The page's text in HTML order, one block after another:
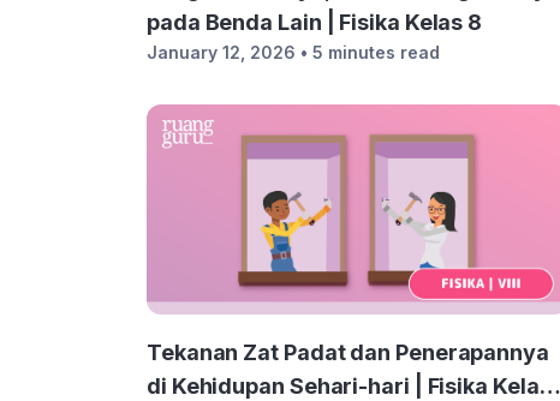
pada Benda Lain | Fisika Kelas 8
January 12, 2026 • 5 minutes read
Tekanan Zat Padat dan Penerapannya
di Kehidupan Sehari-hari | Fisika Kelas